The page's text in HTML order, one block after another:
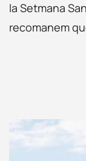
la Setmana
recomanem